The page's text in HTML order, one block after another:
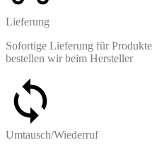
Lieferung
Sofortige Lieferung für
bestellen wir beim Hersteller
Umtausch/Wiederruf